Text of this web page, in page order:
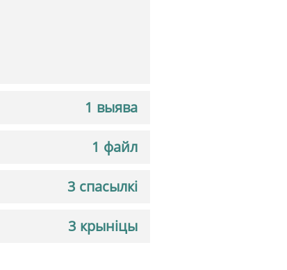
1 выява
1 файл
3 спасылкі
3 крыніцы